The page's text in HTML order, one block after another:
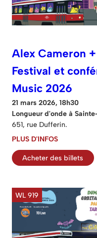
Alex Cameron
Festival et
Music 2026
21 mars 2026, 18h30
Longueur d'onde à
651, rue Dufferin.
PLUS D'INFOS
Acheter des billets
WL 919